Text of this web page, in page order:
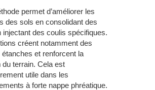
permet d’améliorer les
des sols en consolidant des
injectant des coulis spécifiques.
créent notamment des
étanches et renforcent la
du terrain. Cela est
utile dans les
à forte nappe phréatique.